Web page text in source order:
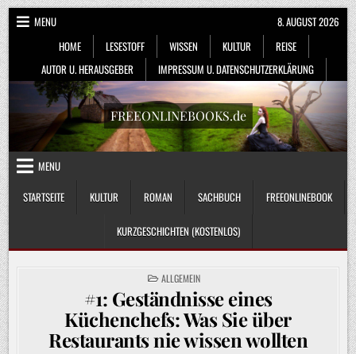
Skip
to
content
MENU
HOME
LESESTOFF WISSEN KULTUR
REISE
AUTOR U. HERAUSGEBER
IMPRESSUM U. DATENSCHUTZERKLÄRUNG
8. AUGUST 2026
FREEONLINEBOOKS.de
MENU
STARTSEITE
KULTUR ROMAN SACHBUCH FREEONLINEBOOK
KURZGESCHICHTEN (KOSTENLOS)
POSTED
IN
ALLGEMEIN
#1: Geständnisse eines
Küchenchefs: Was Sie über
Restaurants nie wissen wollten